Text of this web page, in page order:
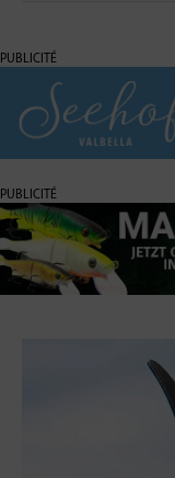
PUBLICITÉ
PUBLICITÉ